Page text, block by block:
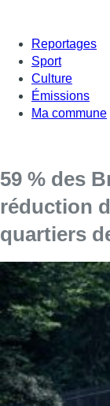
Reportages
Sport
Culture
Émissions
Ma commune
59 % des
réduction
quartiers